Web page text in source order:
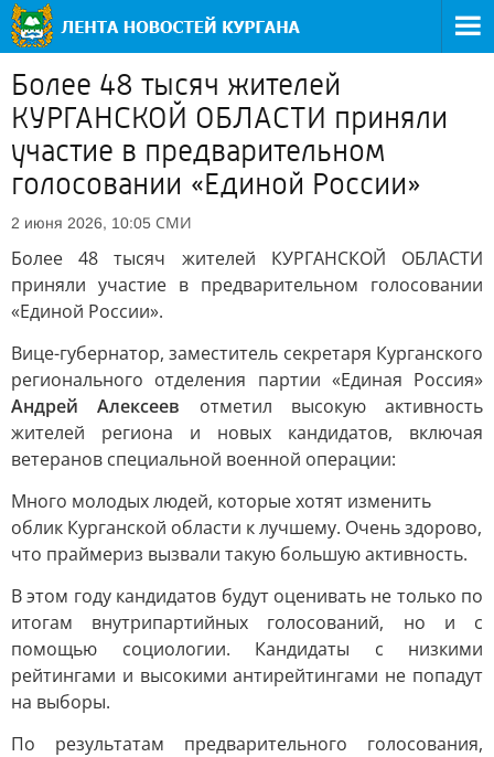
Более 48 тысяч жителей
КУРГАНСКОЙ ОБЛАСТИ приняли
участие в предварительном
голосовании «Единой России»
2 июня 2026, 10:05 СМИ
Более 48 тысяч жителей КУРГАНСКОЙ ОБЛАСТИ
приняли участие в предварительном голосовании
«Единой России».
Вице-губернатор, заместитель секретаря Курганского
регионального отделения партии «Единая Россия»
Андрей Алексеев отметил высокую активность
жителей региона и новых кандидатов, включая
ветеранов специальной военной операции:
Много молодых людей, которые хотят изменить
облик Курганской области к лучшему. Очень здорово,
что праймериз вызвали такую большую активность.
В этом году кандидатов будут оценивать не только по
итогам внутрипартийных голосований, но и с
помощью социологии. Кандидаты с низкими
рейтингами и высокими антирейтингами не попадут
на выборы.
По результатам предварительного голосования,